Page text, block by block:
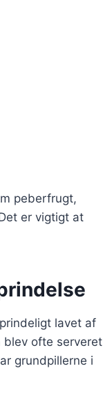
peberfrugt,
er vigtigt at
lavet af
blev ofte serveret
grundpillerne i